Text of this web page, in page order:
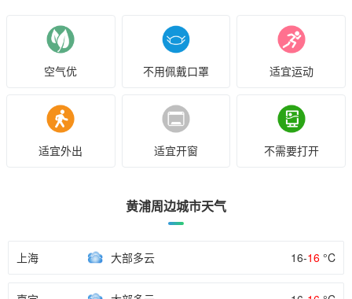
空气优 不用佩戴口罩 适宜运动
适宜外出 适宜开窗 不需要打开
黄浦周边城市天气
上海 大部多云 16-16 °C